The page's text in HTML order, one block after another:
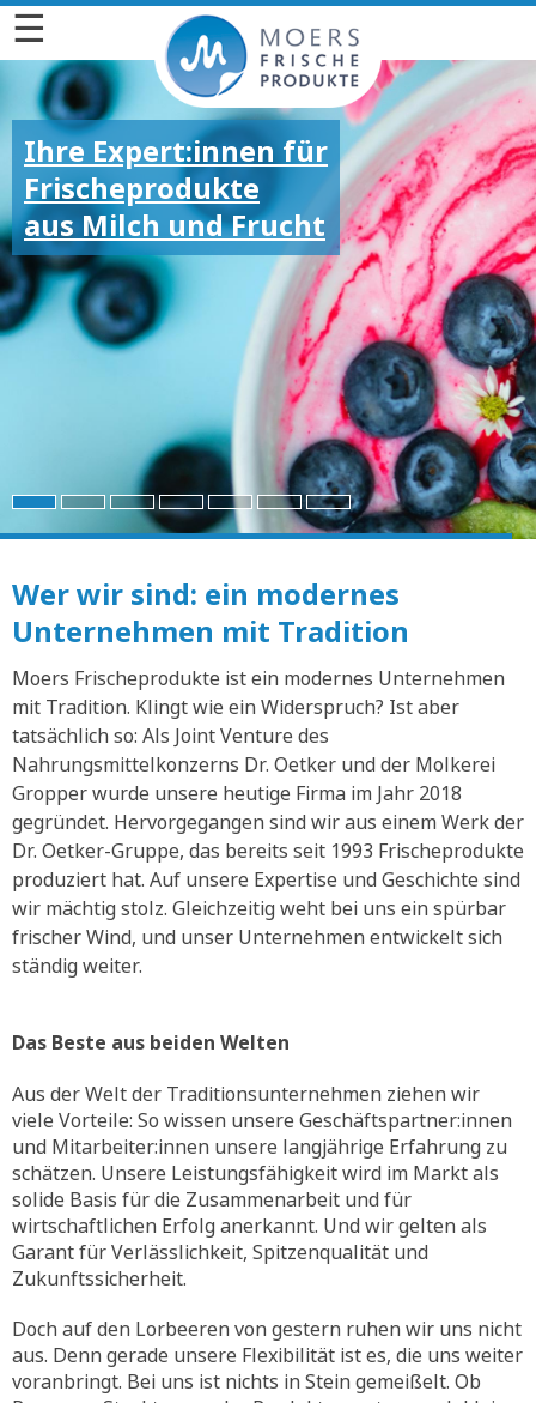
☰
Ihre Expert:innen für
Frischeprodukte
aus Milch und Frucht
Wer wir sind: ein modernes
Unternehmen mit Tradition
Moers Frischeprodukte ist ein modernes Unternehmen
mit Tradition. Klingt wie ein Widerspruch? Ist aber
tatsächlich so: Als Joint Venture des
Nahrungsmittelkonzerns Dr. Oetker und der Molkerei
Gropper wurde unsere heutige Firma im Jahr 2018
gegründet. Hervorgegangen sind wir aus einem Werk der
Dr. Oetker-Gruppe, das bereits seit 1993 Frischeprodukte
produziert hat. Auf unsere Expertise und Geschichte sind
wir mächtig stolz. Gleichzeitig weht bei uns ein spürbar
frischer Wind, und unser Unternehmen entwickelt sich
ständig weiter.
Das Beste aus beiden Welten
Aus der Welt der Traditionsunternehmen ziehen wir
viele Vorteile: So wissen unsere Geschäftspartner:innen
und Mitarbeiter:innen unsere langjährige Erfahrung zu
schätzen. Unsere Leistungsfähigkeit wird im Markt als
solide Basis für die Zusammenarbeit und für
wirtschaftlichen Erfolg anerkannt. Und wir gelten als
Garant für Verlässlichkeit, Spitzenqualität und
Zukunftssicherheit.
Doch auf den Lorbeeren von gestern ruhen wir uns nicht
aus. Denn gerade unsere Flexibilität ist es, die uns weiter
voranbringt. Bei uns ist nichts in Stein gemeißelt. Ob